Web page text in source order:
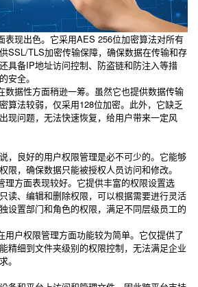
表现出色。它采用AES 256位加密算法对所有
SSL/TLS加密传输保障，确保数据在传输和存
具备IP地址访问控制、防盗链和防注入等措
安全。
数据性方面稍逊一筹。虽然它也提供数据传输
算法较弱，仅采用128位加密。此外，它缺乏
现问题，无法快速恢复，给用户带来一定风
，良好的用户权限管理是必不可少的。它能够
限，确保数据只能被授权人员访问和修改。
理方面表现较好。它提供丰富的权限设置选
读、编辑和删除权限，可以根据需要进行灵活
设置部门和角色的权限，满足不同层级员工的
用户权限管理方面功能较为简单。它仅提供了
精细到文件夹级别的权限控制，无法满足企业
。